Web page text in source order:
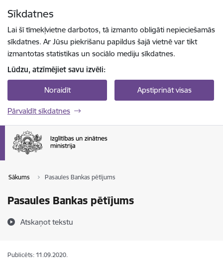
Sīkdatnes
Lai šī tīmekļvietne darbotos, tā izmanto obligāti nepieciešamās
sīkdatnes. Ar Jūsu piekrišanu papildus šajā vietnē var tikt
izmantotas statistikas un sociālo mediju sīkdatnes.
Lūdzu, atzīmējiet savu izvēli:
Noraidīt Apstiprināt visas
Pārvaldīt sīkdatnes
Sākums Pasaules Bankas pētījums
Pasaules Bankas pētījums
Atskaņot tekstu
Publicēts: 11.09.2020.